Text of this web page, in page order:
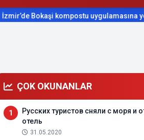
uygulamasına yoğun ilgi
ÇOK OKUNANLAR
1
Русских туристов сняли с моря и
отель
31.05.2020